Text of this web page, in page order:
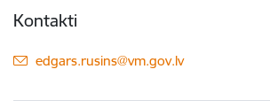
Kontakti
E-pasts:
edgars.rusins@vm.gov.lv